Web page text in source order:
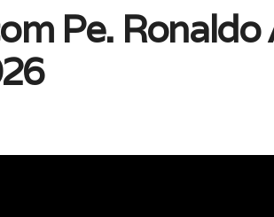
Pe. Ronaldo